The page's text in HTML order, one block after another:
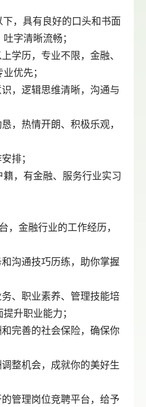
，具有良好的口头和书面
字清晰流畅；
学历，专业不限，金融、
优先；
，逻辑思维清晰，沟通与
，热情开朗、积极乐观，
排；
，有金融、服务行业实习
，金融行业的工作经历，
沟通技巧历练，助你掌握
、职业素养、管理技能培
升职业能力；
完善的社会保险，确保你
整机会，成就你的美好生
管理岗位竞聘平台，给予